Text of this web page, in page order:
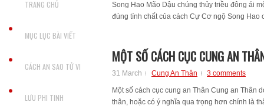
TRANG CHỦ
MỤC LỤC BÀI VIẾT
CÁCH AN SAO TỬ VI
LƯU PHI TINH
Song Hao Mão Dậu chúng thủy triều đông ái
đúng tính chất của cách Cự Cơ ngộ Song Hao
MỘT SỐ CÁCH CỤC CUNG AN
31 March Cung An Thân 3 comments
Một số cách cục cung an Thân Cung an Thân
thân, hoặc có ý nghĩa qua trọng hơn chính là